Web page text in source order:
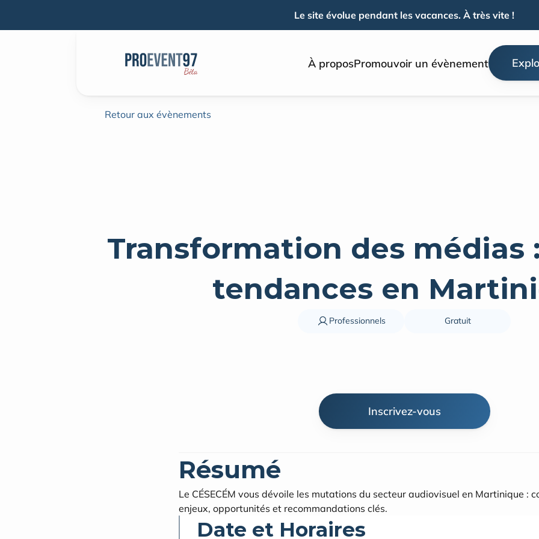
À proposPromouvoir un évènement
Retour aux évènements
Transformation des médias
tendances en
Professionnels Gratuit
Inscrivez-vous
Résumé
Le CÉSECÉM vous dévoile les mutations du secteur audiovisuel en Martinique :
enjeux, opportunités et recommandations clés.
Date et Horaires
Le site évolue pendant les vacances. À très vite !